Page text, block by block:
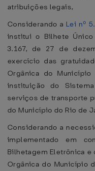
atribuições legais,
Considerando a Lei nº
institui o Bilhete
3.167, de 27 de
exercício das
Orgânica do
instituição do
serviços de transporte
do Município do Rio de
Considerando a
implementado em
Bilhetagem Eletrônica
Orgânica do Município